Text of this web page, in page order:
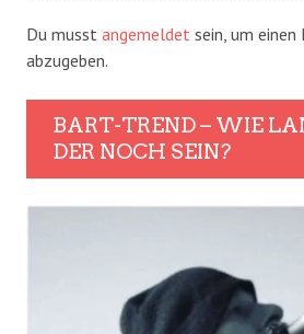
Du musst angemeldet sein, um
abzugeben.
BART-TREND – WIE
DER NOCH SEIN?